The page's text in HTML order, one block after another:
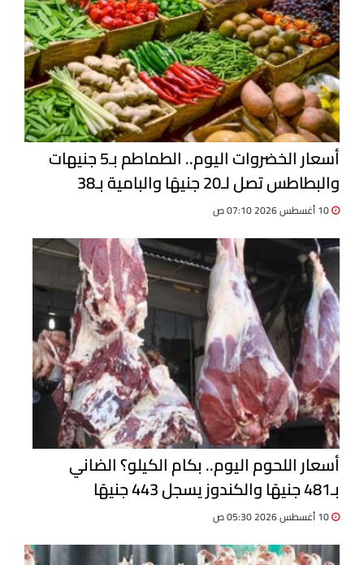
أسعار الخضروات اليوم.. الطماطم بـ5 جنيهات
والبطاطس تصل لـ20 جنيهًا والبامية بـ38
أسعار اللحوم اليوم.. بكام الكيلو؟ الضاني
بـ481 جنيهًا والكندوز يسجل 443 جنيهًا